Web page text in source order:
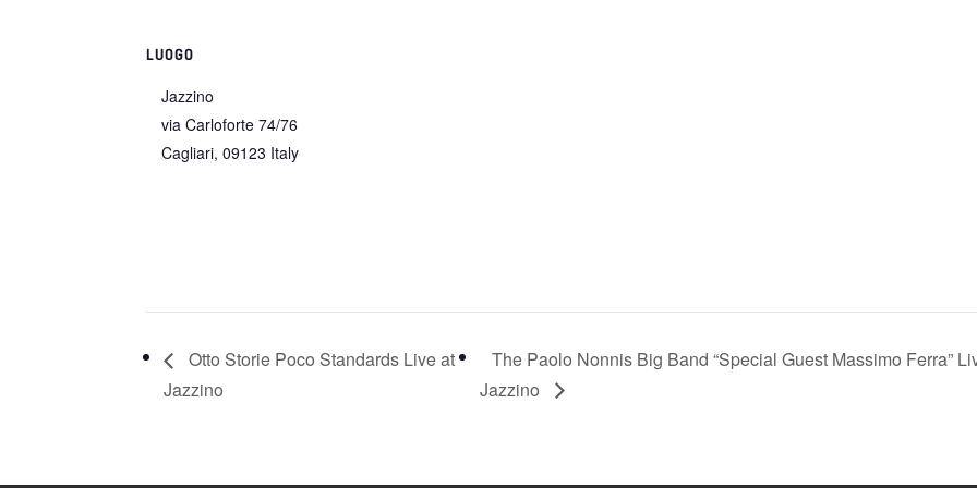
LUOGO
Jazzino
via Carloforte 74/76
Cagliari, 09123 Italy
Otto Storie Poco Standards Live at
Jazzino
The Paolo Nonnis Big Band “Special Guest Massimo Ferra”
Jazzino